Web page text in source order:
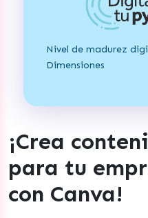
Nivel de madurez
Dimensiones
¡Crea
para tu
con Canva!